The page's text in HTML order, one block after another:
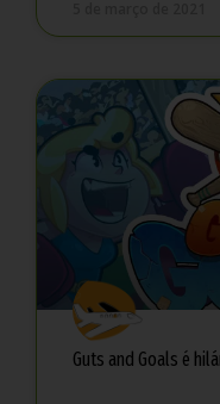
Guts and Goals é